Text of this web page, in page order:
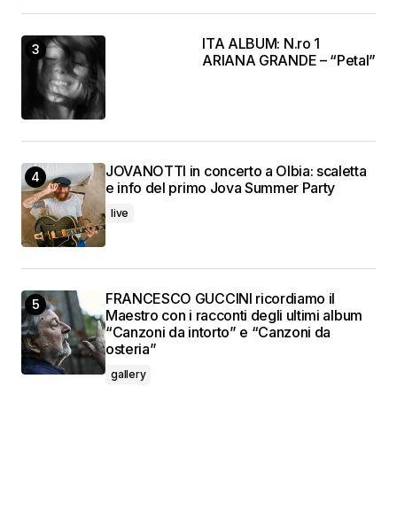
ITA ALBUM: N.ro 1
ARIANA GRANDE – “Petal”
JOVANOTTI in concerto a Olbia: scaletta
e info del primo Jova Summer Party
live
FRANCESCO GUCCINI ricordiamo il
Maestro con i racconti degli ultimi album
“Canzoni da intorto” e “Canzoni da
osteria”
gallery